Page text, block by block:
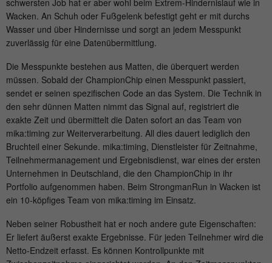
schwersten Job hat er aber wohl beim Extrem-Hindernislauf wie in
Wacken. An Schuh oder Fußgelenk befestigt geht er mit durchs
Wasser und über Hindernisse und sorgt an jedem Messpunkt
zuverlässig für eine Datenübermittlung.
Die Messpunkte bestehen aus Matten, die überquert werden
müssen. Sobald der ChampionChip einen Messpunkt passiert,
sendet er seinen spezifischen Code an das System. Die Technik in
den sehr dünnen Matten nimmt das Signal auf, registriert die
exakte Zeit und übermittelt die Daten sofort an das Team von
mika:timing zur Weiterverarbeitung. All dies dauert lediglich den
Bruchteil einer Sekunde. mika:timing, Dienstleister für Zeitnahme,
Teilnehmermanagement und Ergebnisdienst, war eines der ersten
Unternehmen in Deutschland, die den ChampionChip in ihr
Portfolio aufgenommen haben. Beim StrongmanRun in Wacken ist
ein 10-köpfiges Team von mika:timing im Einsatz.
Neben seiner Robustheit hat er noch andere gute Eigenschaften:
Er liefert äußerst exakte Ergebnisse. Für jeden Teilnehmer wird die
Netto-Endzeit erfasst. Es können Kontrollpunkte mit
Laufzeit 1 Monat
Zweck
Benutzers für Cookies auf der aktuellen
Domäne.
Name _pk_id#
Anbieter hk-net.de
Laufzeit 1 Jahr
Zweck
Erfasst Statistiken über Besuche des
Benutzers auf der Website, wie z. B. die
Anzahl der Besuche, durchschnittliche
Verweildauer auf der Website und welche
Seiten gelesen wurden.
Name MATOMO_SESSID
Anbieter stats.hk-net.de
Laufzeit Session